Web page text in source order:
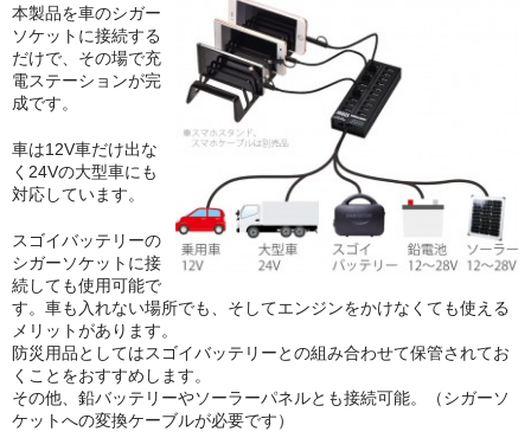
本製品を車のシガー
ソケットに接続する
だけで、その場で充
電ステーションが完
成です。
車は12V車だけ出な
く24Vの大型車にも
対応しています。
スゴイバッテリーの
シガーソケットに接
続しても使用可能で
す。車も入れない場所でも、そしてエンジンをかけなくても使える
メリットがあります。
防災用品としてはスゴイバッテリーとの組み合わせて保管されてお
くことをおすすめします。
その他、鉛バッテリーやソーラーパネルとも接続可能。（シガーソ
ケットへの変換ケーブルが必要です）